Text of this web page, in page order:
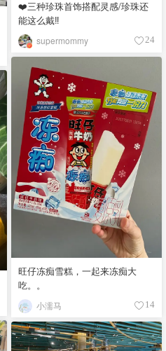
❤️三种珍珠首饰搭配灵感/珍珠还
能这么戴‼️
supermommy 24
旺仔冻痴雪糕，一起来冻痴大
吃。。
小濡马 14